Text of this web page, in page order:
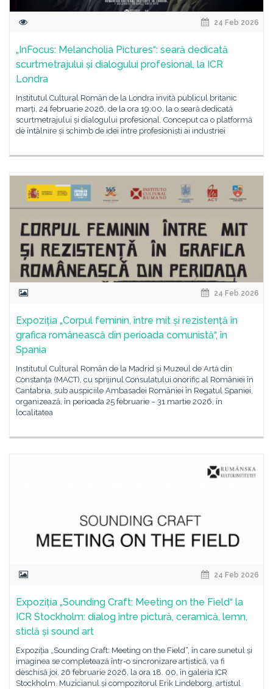
24 Feb 2026
„InFocus: Melancholia Pictures“: seară dedicată
scurtmetrajului și dialogului profesional, la ICR
Londra
Institutul Cultural Român de la Londra invită publicul britanic
marți, 24 februarie 2026, de la ora 19:00, la o seară dedicată
scurtmetrajului și dialogului profesional. Conceput ca o platformă
de întâlnire și schimb de idei între profesioniști ai industriei
24 Feb 2026
Expoziția „Corpul feminin, între mit și rezistență în
grafica românească din perioada comunistă“, în
Spania
Institutul Cultural Român de la Madrid și Muzeul de Artă din
Constanța (MACT), cu sprijinul Consulatului onorific al României în
Cantabria, sub auspiciile Ambasadei României în Regatul Spaniei,
organizează, în perioada 25 februarie – 31 martie 2026, în
localitatea
24 Feb 2026
Expoziția „Sounding Craft: Meeting on the Field“ la
ICR Stockholm: dialog între pictură, ceramică, lemn,
sticlă și sound art
Expoziția „Sounding Craft: Meeting on the Field“, în care sunetul și
imaginea se completează într-o sincronizare artistică, va fi
deschisă joi, 26 februarie 2026, la ora 18. 00, în galeria ICR
Stockholm. Muzicianul și compozitorul Erik Lindeborg, artistul